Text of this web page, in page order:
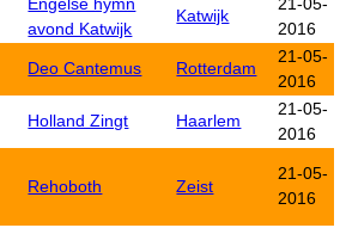
Engelse hymn
avond Katwijk
Katwijk
21-05-
2016
Deo Cantemus Rotterdam
21-05-
2016
Holland Zingt Haarlem
21-05-
2016
Rehoboth Zeist
21-05-
2016